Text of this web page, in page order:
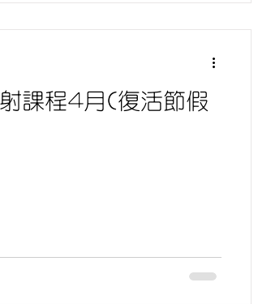
課程4月(復活節假